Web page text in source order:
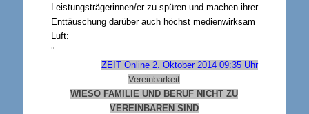
Leistungsträgerinnen/er zu spüren und machen ihrer
Enttäuschung darüber auch höchst medienwirksam
Luft:
°
ZEIT Online 2. Oktober 2014 09:35 Uhr
Vereinbarkeit
WIESO FAMILIE UND BERUF NICHT ZU
VEREINBAREN SIND